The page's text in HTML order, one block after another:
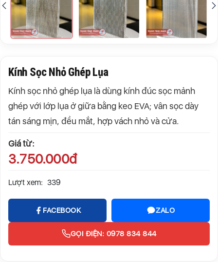
Kính Sọc Nhỏ Ghép Lụa
Kính sọc nhỏ ghép lụa là dùng kính đúc sọc mảnh
ghép với lớp lụa ở giữa bằng keo EVA; vân sọc dày
tán sáng mịn, đều mắt, hợp vách nhỏ và cửa.
Giá từ:
3.750.000đ
Lượt xem: 339
FACEBOOK ZALO
GỌI ĐIỆN: 0978 834 844